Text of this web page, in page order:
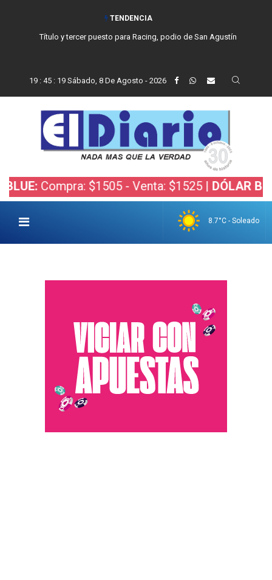
TENDENCIA
Título y tercer puesto para Racing, podio de San Agustín
19 : 45 : 21 Sábado, 8 De Agosto - 2026
$1505 - Venta: $1525 |DÓLAR BOLSA:
8.7°C - Soleado